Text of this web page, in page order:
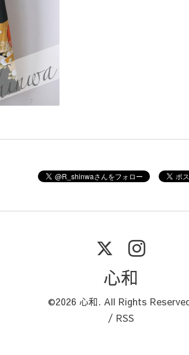
心和
©2026 心和. All Rights
/ RSS